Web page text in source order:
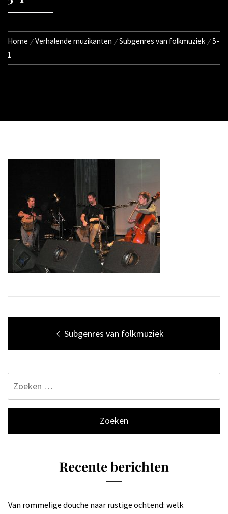
Home Verhalende muzikanten Subgenres van folkmuziek
5-
1
navigatiePrevious
post:
Subgenres van folkmuziek
Recente berichten
Van rommelige douche naar rustige ochtend: welk